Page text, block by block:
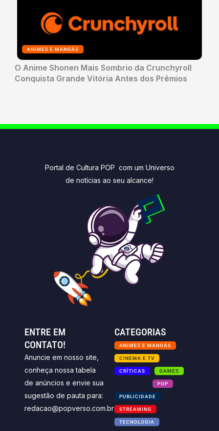
ANIMES E MANGÁS
O Anime Shonen Mais Sombrio da Crunchyroll
Conquista Grande Vitória Antes dos Prêmios
Portal de Cultura POP com um Universo
de notícias ao seu alcance!
ENTRE EM
CONTATO!
Anuncie em nosso site,
conheça nossa tabela
de anúncios e envie sua
sugestão de pauta para:
redacao@popverso.com.br
CATEGORIAS
ANIMES E MANGÁS
CINEMA E TV
CRÍTICAS GAMES
POP
PUBLICIDADE
STREAMING
TECNOLOGIA